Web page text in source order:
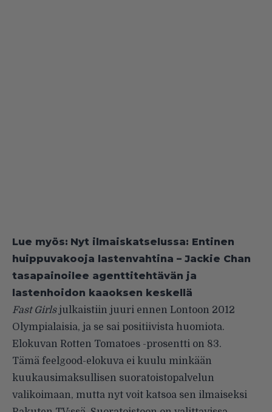
Lue myös: Nyt ilmaiskatselussa: Entinen
huippuvakooja lastenvahtina – Jackie Chan
tasapainoilee agenttitehtävän ja
lastenhoidon kaaoksen keskellä
Fast Girlsjulkaistiin juuri ennen Lontoon 2012
Olympialaisia, ja se sai positiivista huomiota.
Elokuvan Rotten Tomatoes -prosentti on 83.
Tämä feelgood-elokuva ei kuulu minkään
kuukausimaksullisen suoratoistopalvelun
valikoimaan, mutta nyt voit katsoa sen ilmaiseksi